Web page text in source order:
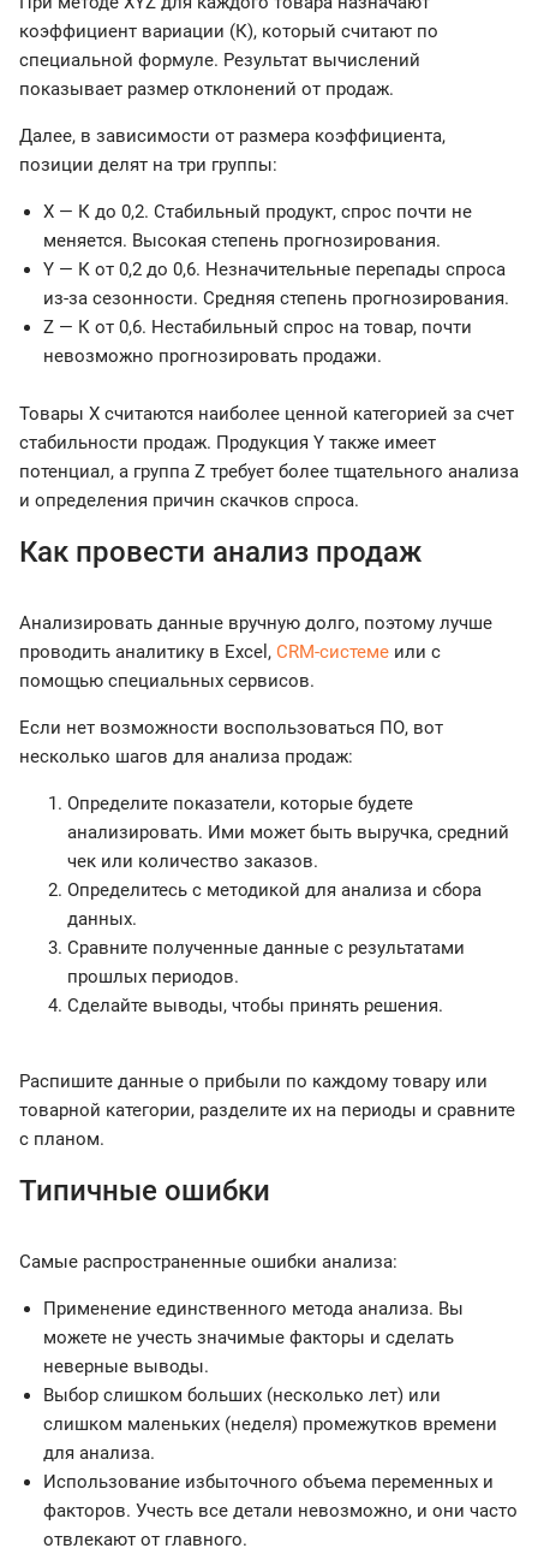
коэффициент вариации (К), который считают по
специальной формуле. Результат вычислений
показывает размер отклонений от продаж.
Далее, в зависимости от размера коэффициента,
позиции делят на три группы:
X — К до 0,2. Стабильный продукт, спрос почти не
меняется. Высокая степень прогнозирования.
Y — К от 0,2 до 0,6. Незначительные перепады спроса
из-за сезонности. Средняя степень прогнозирования.
Z — К от 0,6. Нестабильный спрос на товар, почти
невозможно прогнозировать продажи.
Товары X считаются наиболее ценной категорией за счет
стабильности продаж. Продукция Y также имеет
потенциал, а группа Z требует более тщательного анализа
и определения причин скачков спроса.
Как провести анализ продаж
Анализировать данные вручную долго, поэтому лучше
проводить аналитику в Excel, CRM-системе или с
помощью специальных сервисов.
Если нет возможности воспользоваться ПО, вот
несколько шагов для анализа продаж:
Определите показатели, которые будете
анализировать. Ими может быть выручка, средний
чек или количество заказов.
Определитесь с методикой для анализа и сбора
данных.
Сравните полученные данные с результатами
прошлых периодов.
Сделайте выводы, чтобы принять решения.
Распишите данные о прибыли по каждому товару или
товарной категории, разделите их на периоды и сравните
с планом.
Типичные ошибки
Самые распространенные ошибки анализа:
Применение единственного метода анализа. Вы
можете не учесть значимые факторы и сделать
неверные выводы.
Выбор слишком больших (несколько лет) или
слишком маленьких (неделя) промежутков времени
для анализа.
Использование избыточного объема переменных и
факторов. Учесть все детали невозможно, и они часто
отвлекают от главного.